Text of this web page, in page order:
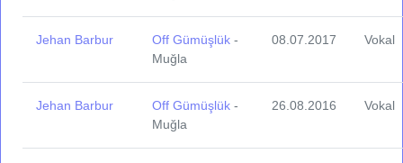
Jehan Barbur Off Gümüşlük -
Muğla
08.07.2017 Vokal
Jehan Barbur Off Gümüşlük -
Muğla
26.08.2016 Vokal